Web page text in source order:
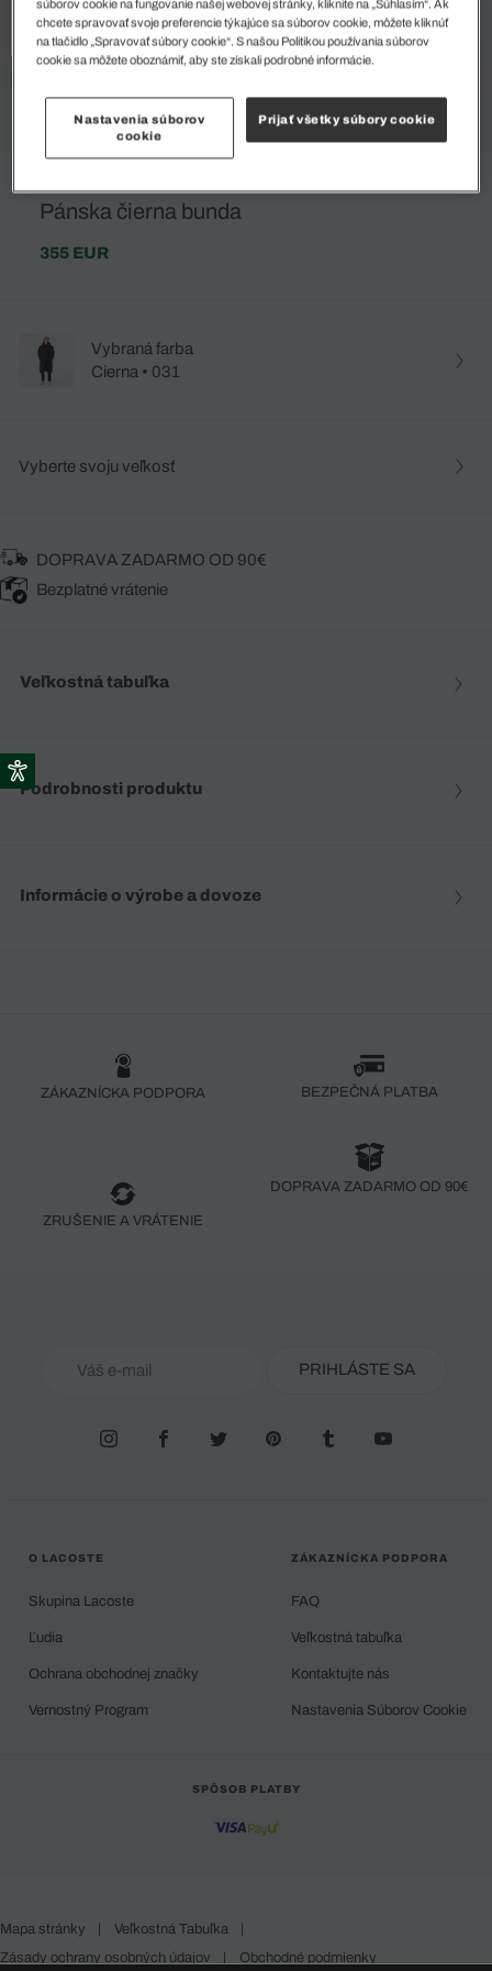
Pánska čierna bunda
355 EUR
Vybraná farba
Cierna • 031
Vyberte svoju veľkosť
DOPRAVA ZADARMO OD 90€
Bezplatné vrátenie
Veľkostná tabuľka
Podrobnosti produktu
Informácie o výrobe a dovoze
ZÁKAZNÍCKA PODPORA BEZPEČNÁ PLATBA
ZRUŠENIE A VRÁTENIE
DOPRAVA ZADARMO OD 90€
PRIHLÁSTE SA
O LACOSTE
Skupina Lacoste
Ľudia
Ochrana obchodnej značky
Vernostný Program
ZÁKAZNÍCKA PODPORA
FAQ
Veľkostná tabuľka
Kontaktujte nás
Nastavenia Súborov Cookie
SPÔSOB PLATBY
Mapa stránky | Veľkostná Tabuľka
|
Zásady ochrany osobných údajov
| Obchodné podmienky
súborov cookie na fungovanie našej webovej stránky, kliknite na „Súhlasím“. Ak
chcete spravovať svoje preferencie týkajúce sa súborov cookie, môžete kliknúť
na tlačidlo „Spravovať súbory cookie“. S našou Politikou používania súborov
cookie sa môžete oboznámiť, aby ste získali podrobné informácie.
Nastavenia súborov
cookie
Prijať všetky súbory cookie